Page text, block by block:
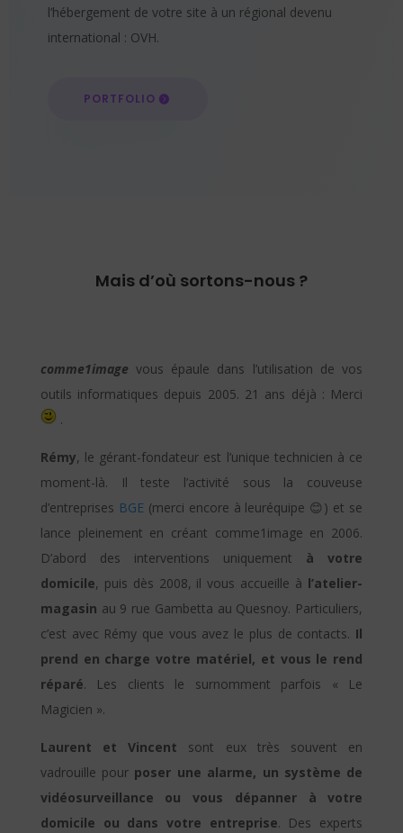
l’hébergement de votre site à un régional devenu
international : OVH.
PORTFOLIO
Mais d’où sortons-nous ?
comme1image vous épaule dans l’utilisation de vos
outils informatiques depuis 2005. 21 ans déjà : Merci
.
Rémy, le gérant-fondateur est l’unique technicien à ce
moment-là. Il teste l’activité sous la couveuse
d’entreprises BGE(merci encore à leuréquipe 😊) et se
lance pleinement en créant comme1image en 2006.
D’abord des interventions uniquement à votre
domicile, puis dès 2008, il vous accueille à l’atelier-
magasin au 9 rue Gambetta au Quesnoy. Particuliers,
c’est avec Rémy que vous avez le plus de contacts. Il
prend en charge votre matériel, et vous le rend
réparé. Les clients le surnomment parfois « Le
Magicien ».
Laurent et Vincent sont eux très souvent en
vadrouille pour poser une alarme, un système de
vidéosurveillance ou vous dépanner à votre
domicile ou dans votre entreprise. Des experts